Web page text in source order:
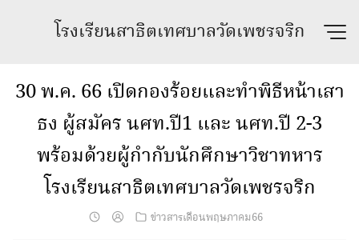
โรงเรียนสาธิตเทศบาลวัดเพชรจริก
30 พ.ค. 66 เปิดกองร้อยและทำพิธีหน้าเสา
ธง ผู้สมัคร นศท.ปี1 และ นศท.ปี 2-3
พร้อมด้วยผู้กำกับนักศึกษาวิชาทหาร
โรงเรียนสาธิตเทศบาลวัดเพชรจริก
ข่าวสารเดือนพฤษภาคม66